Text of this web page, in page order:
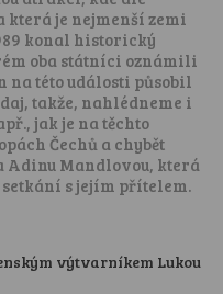
která je nejmenší zemi
konal historický
oba státníci oznámili
na této události působil
takže, nahlédneme i
jak je na těchto
Čechů a chybět
Adinu Mandlovou, která
s jejím přítelem.